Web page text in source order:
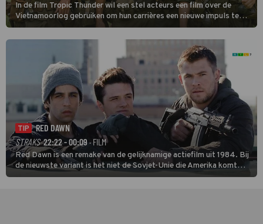
In de film Tropic Thunder wil een stel acteurs een film over de
Vietnamoorlog gebruiken om hun carrières een nieuwe impuls te
geven, maar tijdens de opnamen in het zuiden van Vietnam komen
ze in een oorlog tussen twee drugsbendes terecht.
TIP
RED DAWN
STRAKS 22:22 - 00:09· FILM
Red Dawn is een remake van de gelijknamige actiefilm uit 1984. Bij
de nieuwste variant is het niet de Sovjet-Unie die Amerika komt
binnenvallen, maar zijn Rusland en Noord-Korea de vijanden.